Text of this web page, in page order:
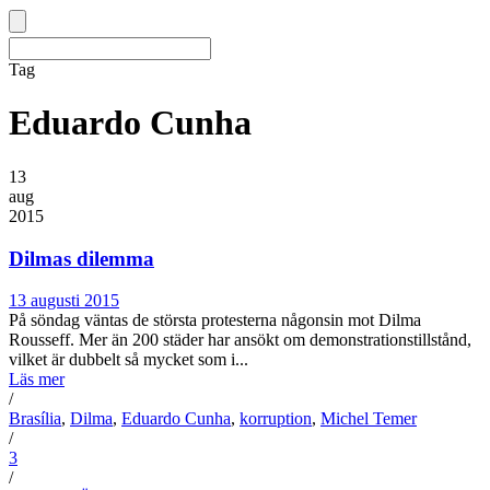
Tag
Eduardo Cunha
13
aug
2015
Dilmas dilemma
13 augusti 2015
På söndag väntas de största protesterna någonsin mot Dilma
Rousseff. Mer än 200 städer har ansökt om demonstrationstillstånd,
vilket är dubbelt så mycket som i...
Läs mer
/
Brasília, Dilma, Eduardo Cunha, korruption, Michel Temer
/
3
/